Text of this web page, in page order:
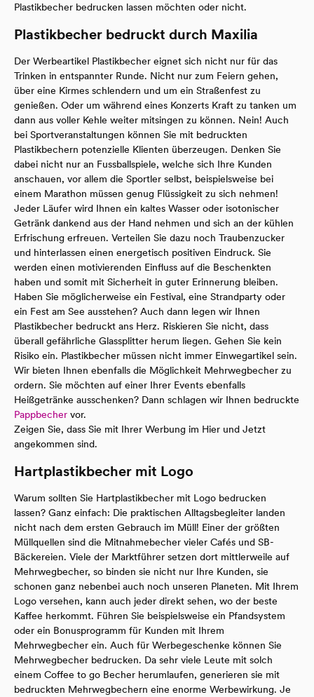
Plastikbecher bedrucken lassen möchten oder nicht.
Plastikbecher bedruckt durch Maxilia
Der Werbeartikel Plastikbecher eignet sich nicht nur für das
Trinken in entspannter Runde. Nicht nur zum Feiern gehen,
über eine Kirmes schlendern und um ein Straßenfest zu
genießen. Oder um während eines Konzerts Kraft zu tanken um
dann aus voller Kehle weiter mitsingen zu können. Nein! Auch
bei Sportveranstaltungen können Sie mit bedruckten
Plastikbechern potenzielle Klienten überzeugen. Denken Sie
dabei nicht nur an Fussballspiele, welche sich Ihre Kunden
anschauen, vor allem die Sportler selbst, beispielsweise bei
einem Marathon müssen genug Flüssigkeit zu sich nehmen!
Jeder Läufer wird Ihnen ein kaltes Wasser oder isotonischer
Getränk dankend aus der Hand nehmen und sich an der kühlen
Erfrischung erfreuen. Verteilen Sie dazu noch Traubenzucker
und hinterlassen einen energetisch positiven Eindruck. Sie
werden einen motivierenden Einfluss auf die Beschenkten
haben und somit mit Sicherheit in guter Erinnerung bleiben.
Haben Sie möglicherweise ein Festival, eine Strandparty oder
ein Fest am See ausstehen? Auch dann legen wir Ihnen
Plastikbecher bedruckt ans Herz. Riskieren Sie nicht, dass
überall gefährliche Glassplitter herum liegen. Gehen Sie kein
Risiko ein. Plastikbecher müssen nicht immer Einwegartikel sein.
Wir bieten Ihnen ebenfalls die Möglichkeit Mehrwegbecher zu
ordern. Sie möchten auf einer Ihrer Events ebenfalls
Heißgetränke ausschenken? Dann schlagen wir Ihnen bedruckte
Pappbecher vor.
Zeigen Sie, dass Sie mit Ihrer Werbung im Hier und Jetzt
angekommen sind.
Hartplastikbecher mit Logo
Warum sollten Sie Hartplastikbecher mit Logo bedrucken
lassen? Ganz einfach: Die praktischen Alltagsbegleiter landen
nicht nach dem ersten Gebrauch im Müll! Einer der größten
Müllquellen sind die Mitnahmebecher vieler Cafés und SB-
Bäckereien. Viele der Marktführer setzen dort mittlerweile auf
Mehrwegbecher, so binden sie nicht nur Ihre Kunden, sie
schonen ganz nebenbei auch noch unseren Planeten. Mit Ihrem
Logo versehen, kann auch jeder direkt sehen, wo der beste
Kaffee herkommt. Führen Sie beispielsweise ein Pfandsystem
oder ein Bonusprogramm für Kunden mit Ihrem
Mehrwegbecher ein. Auch für Werbegeschenke können Sie
Mehrwegbecher bedrucken. Da sehr viele Leute mit solch
einem Coffee to go Becher herumlaufen, generieren sie mit
bedruckten Mehrwegbechern eine enorme Werbewirkung. Je